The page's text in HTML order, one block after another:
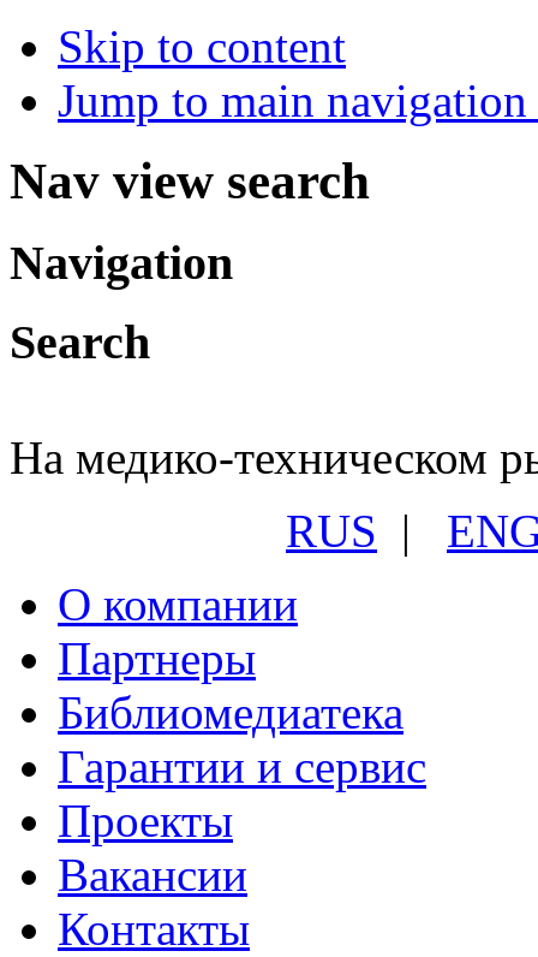
Skip to content
Jump to main
Nav view search
Navigation
Search
На медико-техническом
RUS |
О компании
Партнеры
Библиомедиатека
Гарантии и сервис
Проекты
Вакансии
Контакты